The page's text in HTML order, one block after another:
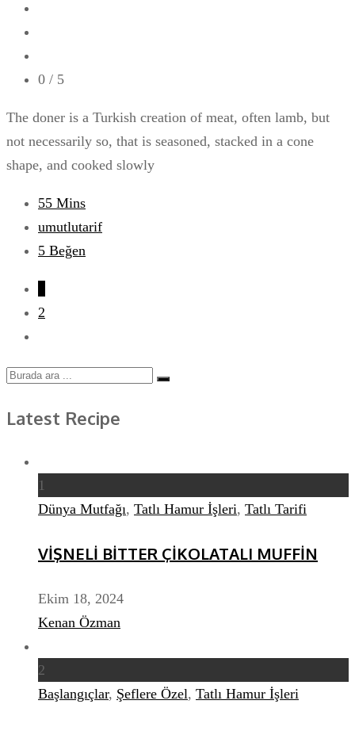
0 / 5
The doner is a Turkish creation of meat, often lamb, but
not necessarily so, that is seasoned, stacked in a cone
shape, and cooked slowly
55 Mins
umutlutarif
5 Beğen
2
Latest Recipe
1
Dünya Mutfağı, Tatlı Hamur İşleri, Tatlı Tarifi
VİŞNELİ BİTTER ÇİKOLATALI MUFFİN
Ekim 18, 2024
Kenan Özman
2
Başlangıçlar, Şeflere Özel, Tatlı Hamur İşleri